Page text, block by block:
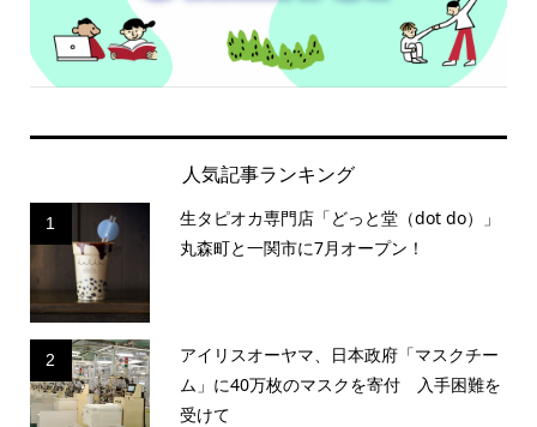
人気記事ランキング
1
生タピオカ専門店「どっと堂（dot do）」
丸森町と一関市に7月オープン！
2
アイリスオーヤマ、日本政府「マスクチー
ム」に40万枚のマスクを寄付 入手困難を
受けて